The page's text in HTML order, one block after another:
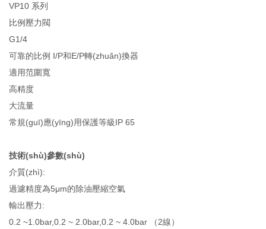
VP10 系列
比例壓力閥
G1/4
可靠的比例 I/P和E/P轉(zhuǎn)換器
適用范圍寬
高精度
大流量
常規(guī)應(yīng)用保護等級IP 65
技術(shù)參數(shù)
介質(zhì):
過濾精度為5μm的除油壓縮空氣
輸出壓力:
0.2 ~1.0bar,0.2 ~ 2.0bar,0.2 ~ 4.0bar （2線）